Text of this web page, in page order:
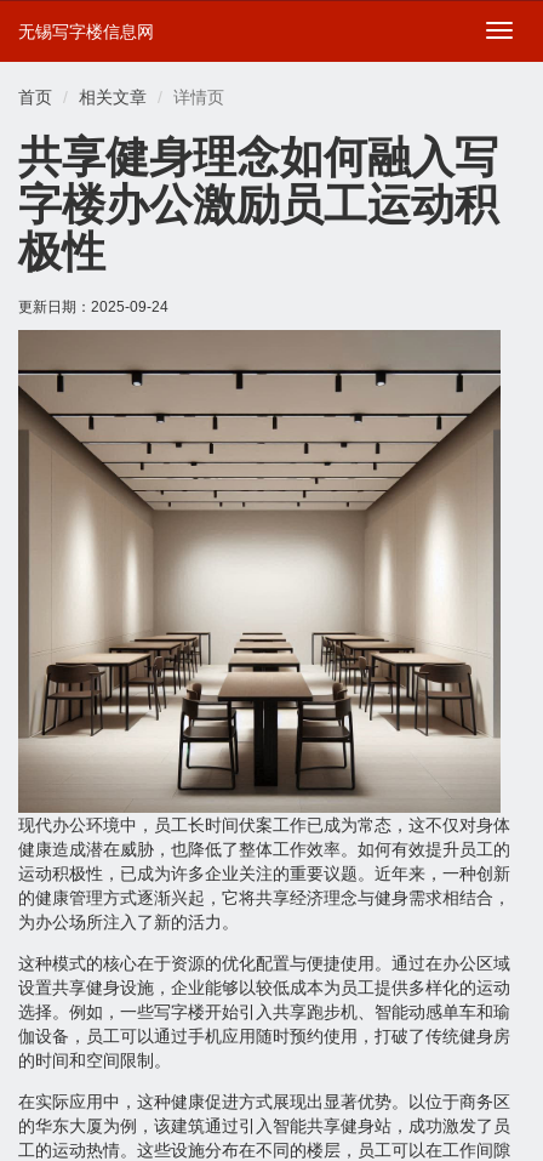
切
无锡写字楼信息网
首页 相关文章 详情页
共享健身理念如何融入写
字楼办公激励员工运动积
极性
更新日期： 2025-09-24
现代办公环境中，员工长时间伏案工作已成为常态，这不仅对身体
健康造成潜在威胁，也降低了整体工作效率。如何有效提升员工的
运动积极性，已成为许多企业关注的重要议题。近年来，一种创新
的健康管理方式逐渐兴起，它将共享经济理念与健身需求相结合，
为办公场所注入了新的活力。
这种模式的核心在于资源的优化配置与便捷使用。通过在办公区域
设置共享健身设施，企业能够以较低成本为员工提供多样化的运动
选择。例如，一些写字楼开始引入共享跑步机、智能动感单车和瑜
伽设备，员工可以通过手机应用随时预约使用，打破了传统健身房
的时间和空间限制。
在实际应用中，这种健康促进方式展现出显著优势。以位于商务区
的华东大厦为例，该建筑通过引入智能共享健身站，成功激发了员
工的运动热情。这些设施分布在不同的楼层，员工可以在工作间隙